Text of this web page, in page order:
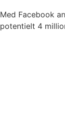
Med Facebook
potentielt 4